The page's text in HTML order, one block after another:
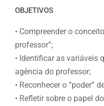
OBJETIVOS
• Compreender o
professor”;
• Identificar as variáveis
agência do professor;
• Reconhecer o “poder”
• Refletir sobre o papel